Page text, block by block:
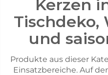
Kerzen
Tischdeko,
und
Produkte aus dieser
Einsatzbereiche. Auf